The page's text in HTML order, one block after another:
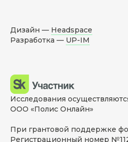
Дизайн — Headspace
Разработка — UP-IM
Исследования
ООО «Полис Онлайн»
При грантовой поддержке
Регистрационный номер